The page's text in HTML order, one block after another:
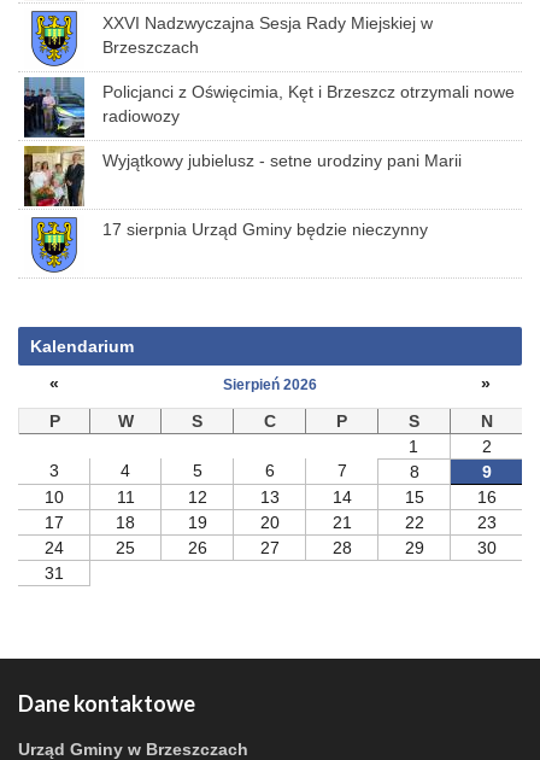
XXVI Nadzwyczajna Sesja Rady Miejskiej w
Brzeszczach
Policjanci z Oświęcimia, Kęt i Brzeszcz otrzymali nowe
radiowozy
Wyjątkowy jubielusz - setne urodziny pani Marii
17 sierpnia Urząd Gminy będzie nieczynny
Kalendarium
«
Sierpień 2026
»
P
W S C P S
N
1
2
3
4 5 6 7 8
9
10
11 12 13 14 15
16
17
18 19 20 21 22
23
24
25 26 27 28 29
30
31
Dane kontaktowe
Urząd Gminy w Brzeszczach